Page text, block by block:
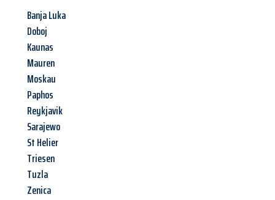
Banja Luka
Doboj
Kaunas
Mauren
Moskau
Paphos
Reykjavik
Sarajewo
St Helier
Triesen
Tuzla
Zenica